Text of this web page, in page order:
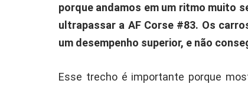
porque andamos em um ritmo muito
ultrapassar a AF Corse #83. Os
um desempenho superior, e não
Esse trecho é importante porque